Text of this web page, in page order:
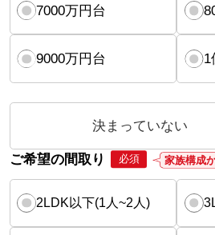
7000万円台
9000万円台 1
決まっていない
ご希望の間取り 必須 家族構成
2LDK以下(1人~2人)